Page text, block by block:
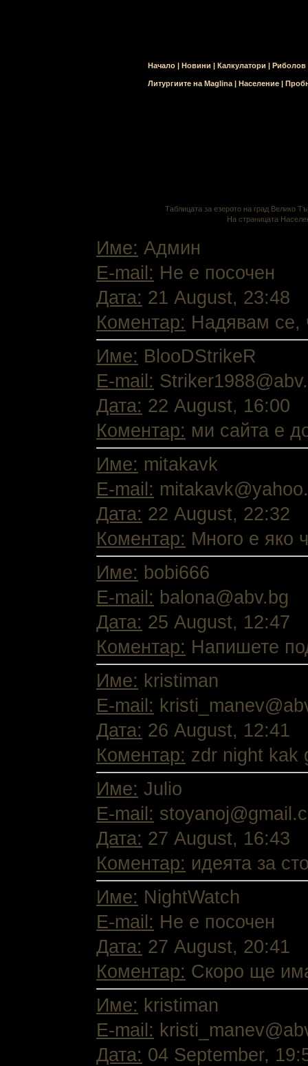
Начало | Новини | Калкулатори | Риболов
Литургиите на Maglina | Население |
Таблицата за езерото на град Велико
На страницата
Име: Админ
E-mail: Не е посочен
Дата: 21 August, 23:48
Коментар: Надявам се,
Име: BlooDStrikeR
E-mail:
Дата: 22 August, 16:00
Коментар: ми сайта е
Име: mitakavk
E-mail:
Дата: 22 August, 22:32
Коментар: Много е яко
Име: bobi666
E-mail: balona@abv.bg
Дата: 25 August, 12:47
Коментар: Напишете
Име: kristiman
E-mail:
Дата: 26 August, 12:41
Коментар: zdr night kak
Име: Julio
E-mail:
Дата: 27 August, 16:43
Коментар: идеята за
Име: NightWatch
E-mail: Не е посочен
Дата: 27 August, 20:41
Коментар: Скоро ще
Име: kristiman
E-mail:
Дата: 04 September,